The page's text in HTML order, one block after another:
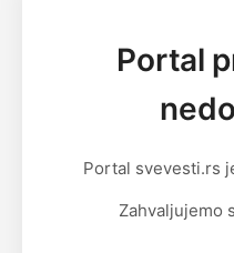
Portal
Portal svevesti.rs
Zahvaljujemo